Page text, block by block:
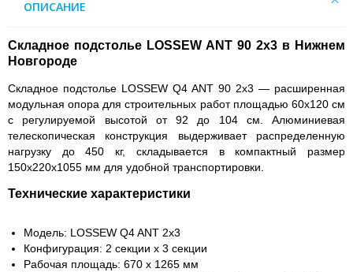
ОПИСАНИЕ
Складное подстолье LOSSEW ANT 90 2x3 в Нижнем
Новгороде
Складное подстолье LOSSEW Q4 ANT 90 2x3 — расширенная
модульная опора для строительных работ площадью 60x120 см
с регулируемой высотой от 92 до 104 см. Алюминиевая
телескопическая конструкция выдерживает распределенную
нагрузку до 450 кг, складывается в компактный размер
150x220x1055 мм для удобной транспортировки.
Технические характеристики
Модель: LOSSEW Q4 ANT 2x3
Конфигурация: 2 секции x 3 секции
Рабочая площадь: 670 х 1265 мм